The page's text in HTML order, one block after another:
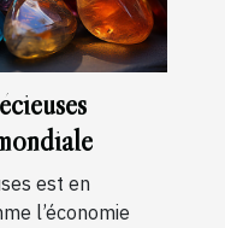
est en
l’économie